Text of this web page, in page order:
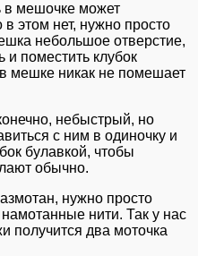
в мешочке может
в этом нет, нужно просто
небольшое отверстие,
и поместить клубок
мешке никак не помешает
небыстрый, но
с ним в одиночку и
булавкой, чтобы
обычно.
нужно просто
нити. Так у нас
получится два моточка